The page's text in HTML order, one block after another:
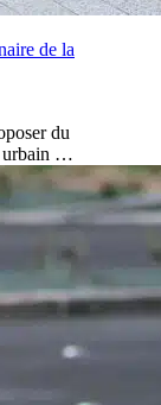
de la
du
urbain …